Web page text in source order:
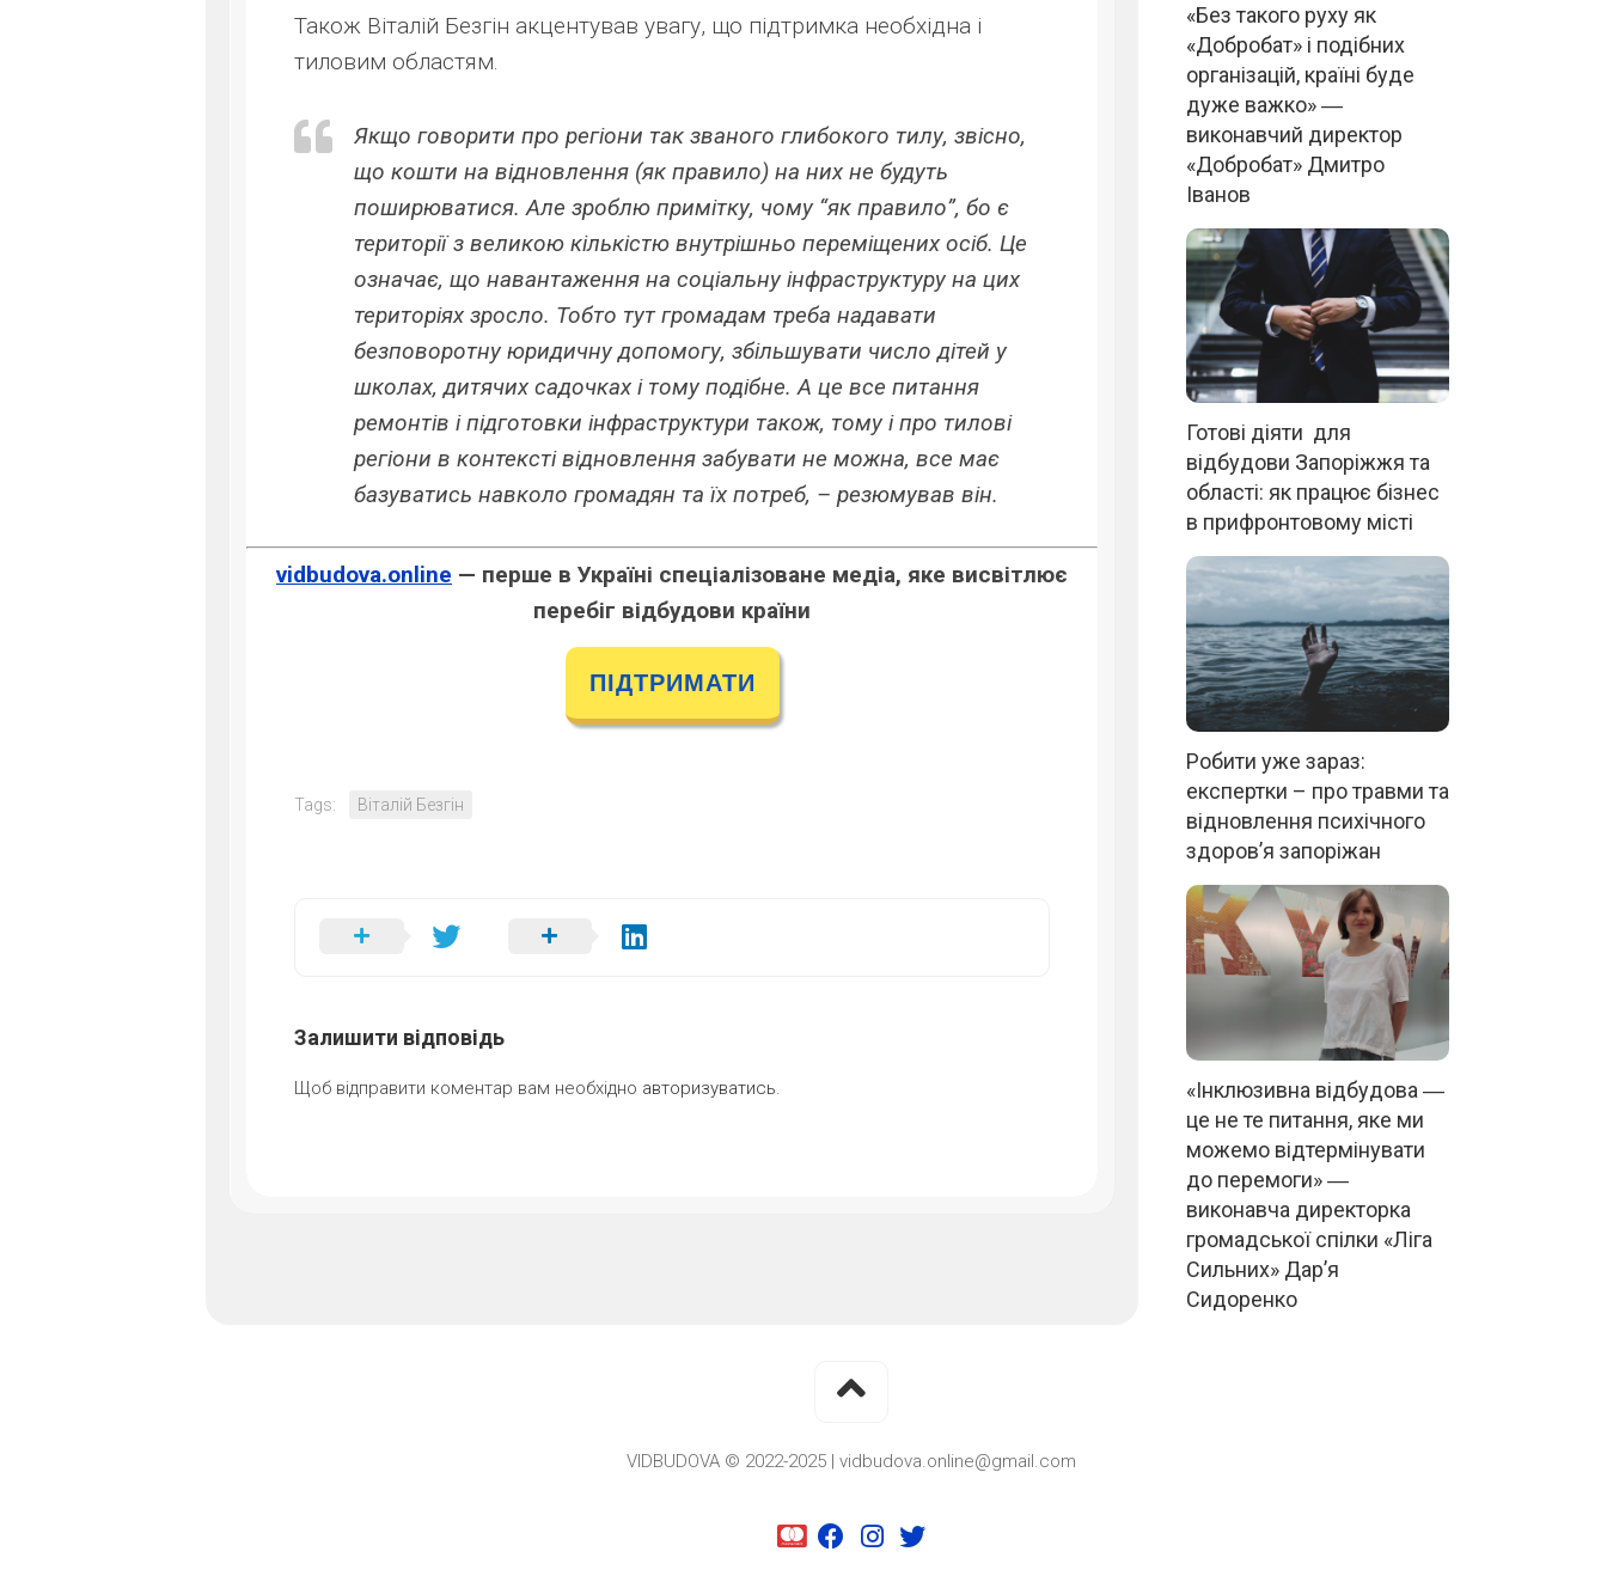
Також Віталій Безгін акцентував увагу, що підтримка необхідна і
тиловим областям.
Якщо говорити про регіони так званого глибокого тилу, звісно,
що кошти на відновлення (як правило) на них не будуть
поширюватися. Але зроблю примітку, чому “як правило”, бо є
території з великою кількістю внутрішньо переміщених осіб. Це
означає, що навантаження на соціальну інфраструктуру на цих
територіях зросло. Тобто тут громадам треба надавати
безповоротну юридичну допомогу, збільшувати число дітей у
школах, дитячих садочках і тому подібне. А це все питання
ремонтів і підготовки інфраструктури також, тому і про тилові
регіони в контексті відновлення забувати не можна, все має
базуватись навколо громадян та їх потреб, – резюмував він.
vidbudova.online — перше в Україні спеціалізоване медіа, яке висвітлює
перебіг відбудови країни
ПІДТРИМАТИ
Tags: Віталій Безгін
Залишити відповідь
Щоб відправити коментар вам необхідно авторизуватись.
«Без такого руху як
«Добробат» і подібних
організацій, країні буде
дуже важко» ―
виконавчий директор
«Добробат» Дмитро
Іванов
Готові діяти для
відбудови Запоріжжя та
області: як працює бізнес
в прифронтовому місті
Робити уже зараз:
експертки – про травми та
відновлення психічного
здоров’я запоріжан
«Інклюзивна відбудова ―
це не те питання, яке ми
можемо відтермінувати
до перемоги» ―
виконавча директорка
громадської спілки «Ліга
Сильних» Дар’я
Сидоренко
VIDBUDOVA © 2022-2025 | vidbudova.online@gmail.com